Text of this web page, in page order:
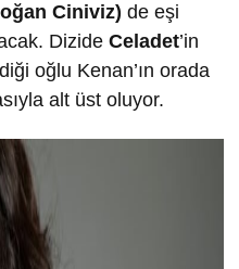
Ciniviz) de eşi
Dizide Celadet’in
oğlu Kenan’ın orada
alt üst oluyor.